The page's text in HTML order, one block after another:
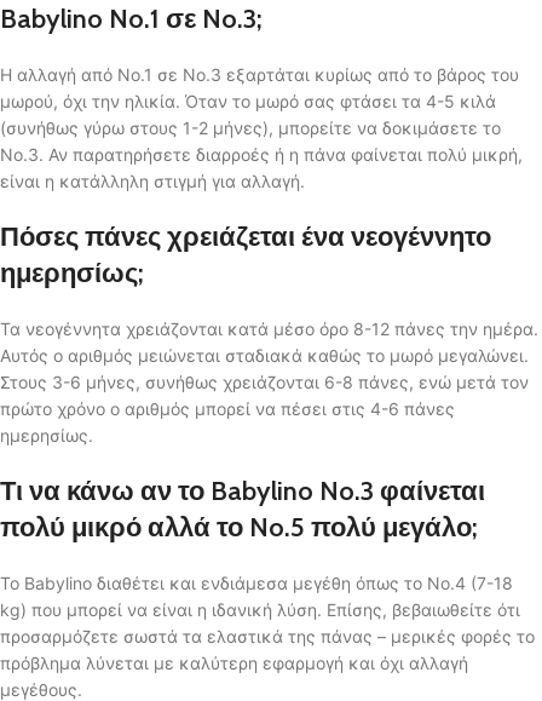
Babylino No.1 σε No.3;
Η αλλαγή από No.1 σε No.3 εξαρτάται κυρίως από το βάρος του
μωρού, όχι την ηλικία. Όταν το μωρό σας φτάσει τα 4-5 κιλά
(συνήθως γύρω στους 1-2 μήνες), μπορείτε να δοκιμάσετε το
No.3. Αν παρατηρήσετε διαρροές ή η πάνα φαίνεται πολύ μικρή,
είναι η κατάλληλη στιγμή για αλλαγή.
Πόσες πάνες χρειάζεται ένα νεογέννητο
ημερησίως;
Τα νεογέννητα χρειάζονται κατά μέσο όρο 8-12 πάνες την ημέρα.
Αυτός ο αριθμός μειώνεται σταδιακά καθώς το μωρό μεγαλώνει.
Στους 3-6 μήνες, συνήθως χρειάζονται 6-8 πάνες, ενώ μετά τον
πρώτο χρόνο ο αριθμός μπορεί να πέσει στις 4-6 πάνες
ημερησίως.
Τι να κάνω αν το Babylino No.3 φαίνεται
πολύ μικρό αλλά το No.5 πολύ μεγάλο;
Το Babylino διαθέτει και ενδιάμεσα μεγέθη όπως το No.4 (7-18
kg) που μπορεί να είναι η ιδανική λύση. Επίσης, βεβαιωθείτε ότι
προσαρμόζετε σωστά τα ελαστικά της πάνας – μερικές φορές το
πρόβλημα λύνεται με καλύτερη εφαρμογή και όχι αλλαγή
μεγέθους.